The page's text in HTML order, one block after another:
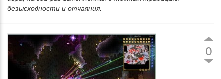
безысходности и отчаяния.
0